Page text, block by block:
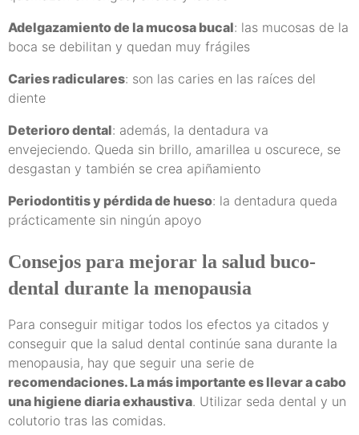
Adelgazamiento de la mucosa bucal: las mucosas de la
boca se debilitan y quedan muy frágiles
Caries radiculares: son las caries en las raíces del
diente
Deterioro dental: además, la dentadura va
envejeciendo. Queda sin brillo, amarillea u oscurece, se
desgastan y también se crea apiñamiento
Periodontitis y pérdida de hueso: la dentadura queda
prácticamente sin ningún apoyo
Consejos para mejorar la salud buco-
dental durante la menopausia
Para conseguir mitigar todos los efectos ya citados y
conseguir que la salud dental continúe sana durante la
menopausia, hay que seguir una serie de
recomendaciones. La más importante es llevar a cabo
una higiene diaria exhaustiva. Utilizar seda dental y un
colutorio tras las comidas.